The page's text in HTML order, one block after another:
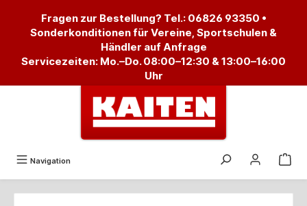
Fragen zur Bestellung? Tel.: 06826 93350 •
Sonderkonditionen für Vereine, Sportschulen &
Händler auf Anfrage
Servicezeiten: Mo.–Do. 08:00–12:30 & 13:00–16:00
Uhr
Navigation